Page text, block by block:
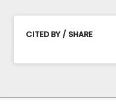
CITED BY / SHARE